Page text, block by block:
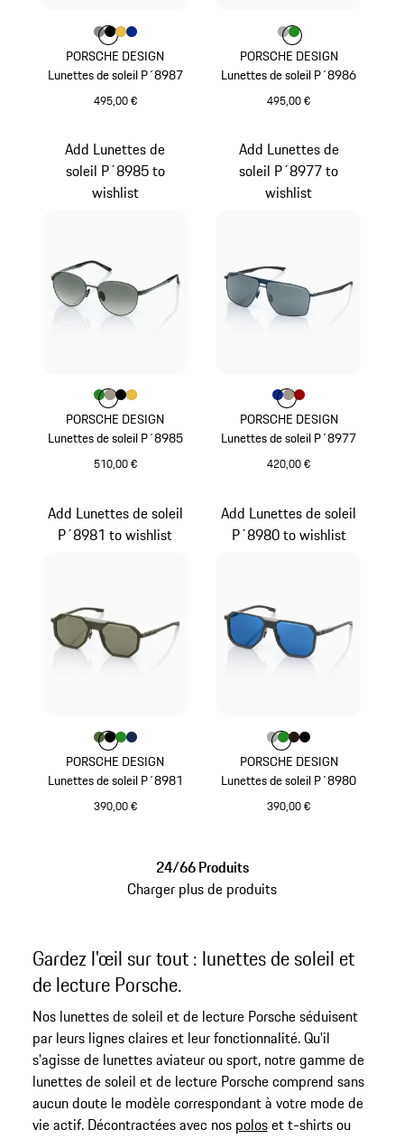
PORSCHE DESIGN
Lunettes de soleil P´8987
495,00 €
Couleur
Couleur
Couleur
Couleur
Couleur
PORSCHE DESIGN
Lunettes de soleil P´8986
495,00 €
Couleur
Couleur
Couleur
PORSCHE DESIGN
Lunettes de soleil P´8985
510,00 €
Add Lunettes de
soleil P´8985 to
wishlist
Couleur
Couleur
Couleur
Couleur
Couleur
PORSCHE DESIGN
Lunettes de soleil P´8977
420,00 €
Add Lunettes de
soleil P´8977 to
wishlist
Couleur
Couleur
Couleur
Couleur
PORSCHE DESIGN
Lunettes de soleil P´8981
390,00 €
Add Lunettes de soleil
P´8981 to wishlist
Couleur
Couleur
Couleur
Couleur
Couleur
PORSCHE DESIGN
Lunettes de soleil P´8980
390,00 €
Add Lunettes de soleil
P´8980 to wishlist
Couleur
Couleur
Couleur
Couleur
Couleur
24/66 Produits
Charger plus de produits
Gardez l'œil sur tout : lunettes de soleil et
de lecture Porsche.
Nos lunettes de soleil et de lecture Porsche séduisent
par leurs lignes claires et leur fonctionnalité. Qu'il
s'agisse de lunettes aviateur ou sport, notre gamme de
lunettes de soleil et de lecture Porsche comprend sans
aucun doute le modèle correspondant à votre mode de
vie actif. Décontractées avec nos poloset t-shirts ou